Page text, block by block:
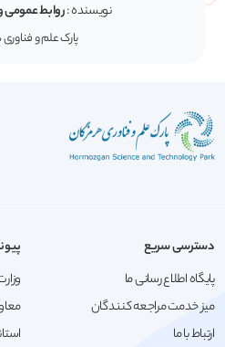
نویسنده :روابط عمومی
پارک علم و
دسترسی سریع
پایگاه اطلاع رسانی ما
میز خدمت مراجعه کنندگان
ارتباط با ما